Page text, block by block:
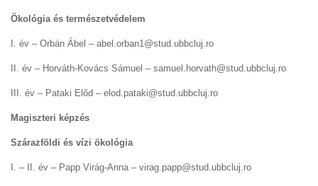
Ökológia és természetvédelem
I. év – Orbán Ábel – abel.orban1@stud.ubbcluj.ro
II. év – Horváth-Kovács Sámuel – samuel.horvath@stud.ubbcluj.ro
III. év – Pataki Előd – elod.pataki@stud.ubbcluj.ro
Magiszteri képzés
Szárazföldi és vízi ökológia
I. – II. év – Papp Virág-Anna – virag.papp@stud.ubbcluj.ro